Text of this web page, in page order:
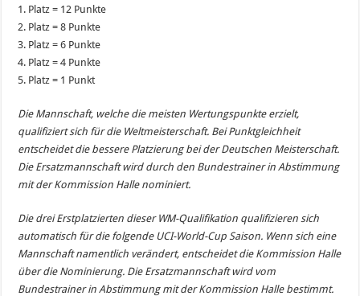
1. Platz = 12 Punkte
2. Platz = 8 Punkte
3. Platz = 6 Punkte
4. Platz = 4 Punkte
5. Platz = 1 Punkt
Die Mannschaft, welche die meisten Wertungspunkte erzielt,
qualifiziert sich für die Weltmeisterschaft. Bei Punktgleichheit
entscheidet die bessere Platzierung bei der Deutschen Meisterschaft.
Die Ersatzmannschaft wird durch den Bundestrainer in Abstimmung
mit der Kommission Halle nominiert.
Die drei Erstplatzierten dieser WM-Qualifikation qualifizieren sich
automatisch für die folgende UCI-World-Cup Saison. Wenn sich eine
Mannschaft namentlich verändert, entscheidet die Kommission Halle
über die Nominierung. Die Ersatzmannschaft wird vom
Bundestrainer in Abstimmung mit derKommission Halle bestimmt.